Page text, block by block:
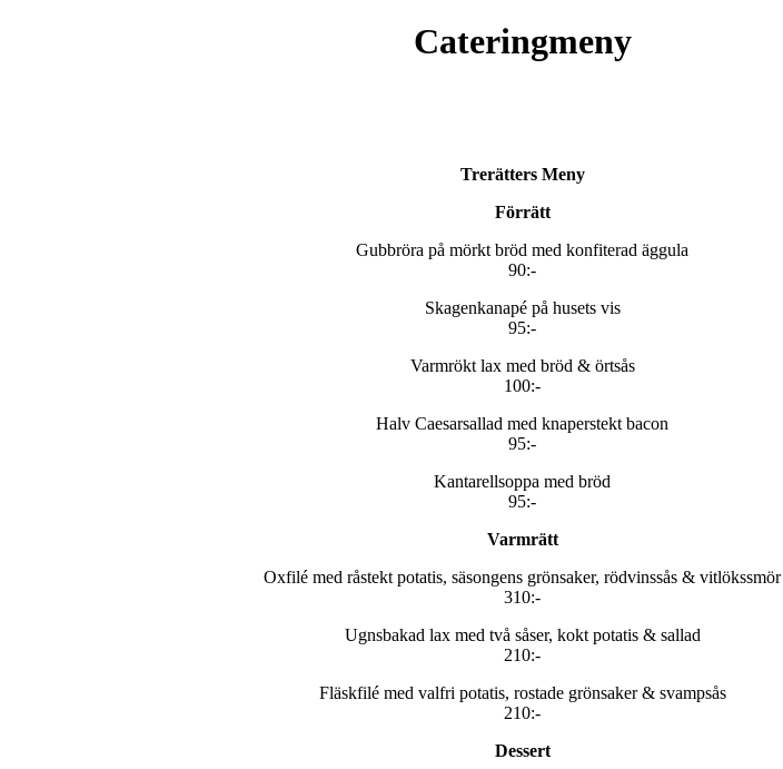
Cateringmeny
Trerätters Meny
Förrätt
Gubbröra på mörkt bröd med konfiterad äggula
90:-
Skagenkanapé på husets vis
95:-
Varmrökt lax med bröd & örtsås
100:-
Halv Caesarsallad med knaperstekt bacon
95:-
Kantarellsoppa med bröd
95:-
Varmrätt
Oxfilé med råstekt potatis, säsongens grönsaker, rödvinssås & vitlökssmör
310:-
Ugnsbakad lax med två såser, kokt potatis & sallad
210:-
Fläskfilé med valfri potatis, rostade grönsaker & svampsås
210:-
Dessert